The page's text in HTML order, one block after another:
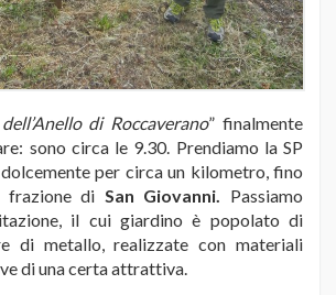
di Roccaverano” finalmente
sono circa le 9.30. Prendiamo la SP
per circa un kilometro, fino
frazione di San Giovanni. Passiamo
il cui giardino è popolato di
di metallo, realizzate con materiali
di una certa attrattiva.